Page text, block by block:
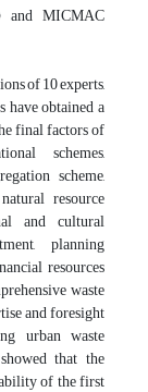
and MICMAC
of 10 experts,
obtained a
final factors of
schemes,
scheme,
resource
and cultural
planning
resources
waste
and foresight
urban waste
that the
of the first